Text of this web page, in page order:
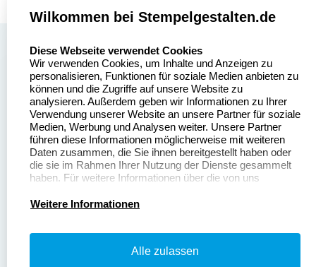
Stempelgestalten.de
Asterlager Straße 97
47228 Duisburg
Deutschland
Über uns
Sitemap
Alle
Stempelinformationen
Dateivorgaben
Fragen & Antworten
Datenschutzerklärung
Zahlung & Versand
Widerruf & Rückgabe
Wilkommen bei Stempelgestalten.de
Diese Webseite verwendet Cookies
Wir verwenden Cookies, um Inhalte und Anzeigen zu
personalisieren, Funktionen für soziale Medien anbieten zu
können und die Zugriffe auf unsere Website zu
analysieren. Außerdem geben wir Informationen zu Ihrer
Verwendung unserer Website an unsere Partner für soziale
Medien, Werbung und Analysen weiter. Unsere Partner
führen diese Informationen möglicherweise mit weiteren
Daten zusammen, die Sie ihnen bereitgestellt haben oder
die sie im Rahmen Ihrer Nutzung der Dienste gesammelt
haben. Für weitere Informationen über die von uns
Datenschutzerklärung.
Weitere Informationen
Alle zulassen